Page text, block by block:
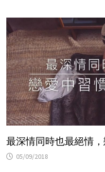
最深情同時也最絕情
05/09/2018